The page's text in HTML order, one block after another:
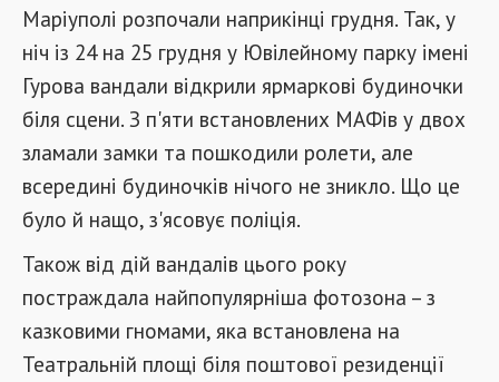
Маріуполі розпочали наприкінці грудня. Так, у
ніч із 24 на 25 грудня у Ювілейному парку імені
Гурова вандали відкрили ярмаркові будиночки
біля сцени. З п'яти встановлених МАФів у двох
зламали замки та пошкодили ролети, але
всередині будиночків нічого не зникло. Що це
було й нащо, з'ясовує поліція.
Також від дій вандалів цього року
постраждала найпопулярніша фотозона – з
казковими гномами, яка встановлена ​​на
Театральній площі біля поштової резиденції